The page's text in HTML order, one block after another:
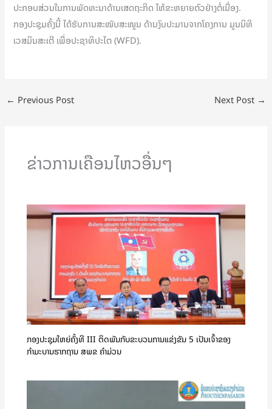
ປະກອບສ່ວນໃນການພັດທະນາດ້ານເສດຖະກິດ ໃຫ້ຂະຫຍາຍຕົວຢ່າງຕໍ່ເນື່ອງ.
ກອງປະຊຸມຄັ້ງນີ້ ໄດ້ຮັບການສະໜັບສະໜູນ ດ້ານງົບປະມານຈາກໂຄງການ ມູນນິທິ
ເວສມິນສະເຕີ ເພື່ອປະຊາທິປະໄຕ (WFD).
← Previous Post Next Post →
ຂ່າວການເຄືອນໄຫວອື່ນໆ
ກອງປະຊຸມໃຫຍ່ຄັ້ງທີ III ຕິດພັນກັບຂະບວນການແຂ່ງຂັນ 5 ເປັນເຈົ້າຂອງ
ກຳມະບານຮາກຖານ ສພຂ ຄໍາມ່ວນ